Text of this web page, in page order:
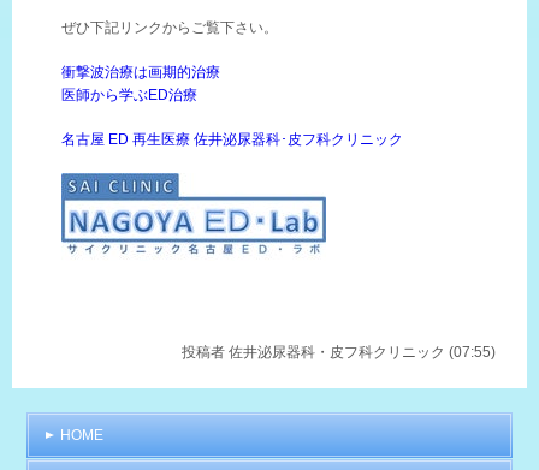
ぜひ下記リンクからご覧下さい。
衝撃波治療は画期的治療
医師から学ぶED治療
名古屋 ED 再生医療 佐井泌尿器科･皮フ科クリニック
投稿者 佐井泌尿器科・皮フ科クリニック (07:55)
HOME